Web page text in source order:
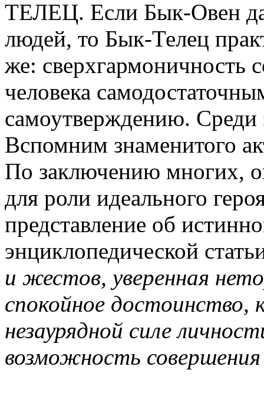
ТЕЛЕЦ. Если Бык-Овен
людей, то Бык-Телец
же: сверхгармоничность
человека
самоутверждению. Среди
Вспомним знаменитого
По заключению многих,
для роли идеального
представление об
энциклопедической
и жестов, уверенная
спокойное достоинство,
незаурядной силе
возможность